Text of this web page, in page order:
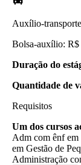
Auxílio-transporte
Bolsa-auxílio: R$
Duração do
Quantidade de
Requisitos
Um dos cursos
Adm com ênf
em Gestão de
Administração